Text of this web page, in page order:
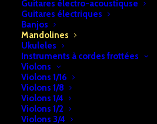
Guitares électro-acoustiquse
Guitares électriques
Banjos
Mandolines
Ukuleles
Instruments à cordes frottées
Violons
Violons 1/16
Violons 1/8
Violons 1/4
Violons 1/2
Violons 3/4
Cordes Mandoline
Cordes Mandoline
UGS:
b2a74e28f7cf30
Catégories:
Instruments à cordes pincées